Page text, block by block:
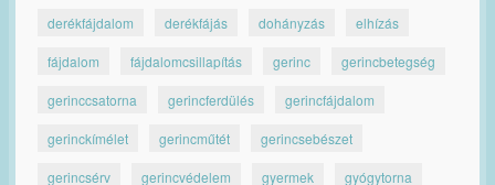
derékfájdalom derékfájás dohányzás elhízás
fájdalom fájdalomcsillapítás gerinc gerincbetegség
gerinccsatorna gerincferdülés gerincfájdalom
gerinckímélet gerincműtét gerincsebészet
gerincsérv gerincvédelem gyermek gyógytorna